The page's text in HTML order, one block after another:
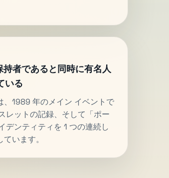
持者であると同時に有名人
いる
、1989 年のメイン イベントで
レットの記録、そして「ポー
デンティティを 1 つの連続し
います。